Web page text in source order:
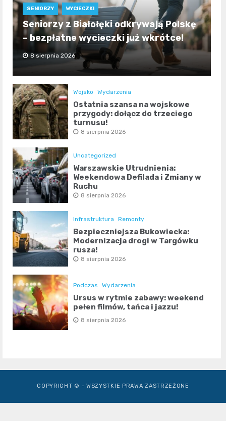
SENIORZY WYCIECZKI
Seniorzy z Białołęki odkrywają Polskę
– bezpłatne wycieczki już wkrótce!
8 sierpnia 2026
Wojsko Wydarzenia
Ostatnia szansa na wojskowe
przygody: dołącz do trzeciego
turnusu!
8 sierpnia 2026
Uncategorized
Warszawskie Utrudnienia:
Weekendowa Defilada i Zmiany w
Ruchu
8 sierpnia 2026
Infrastruktura Remonty
Bezpieczniejsza Bukowiecka:
Modernizacja drogi w Targówku
rusza!
8 sierpnia 2026
Podczas Wydarzenia
Ursus w rytmie zabawy: weekend
pełen filmów, tańca i jazzu!
8 sierpnia 2026
COPYRIGHT © - WSZYSTKIE PRAWA ZASTRZEŻONE